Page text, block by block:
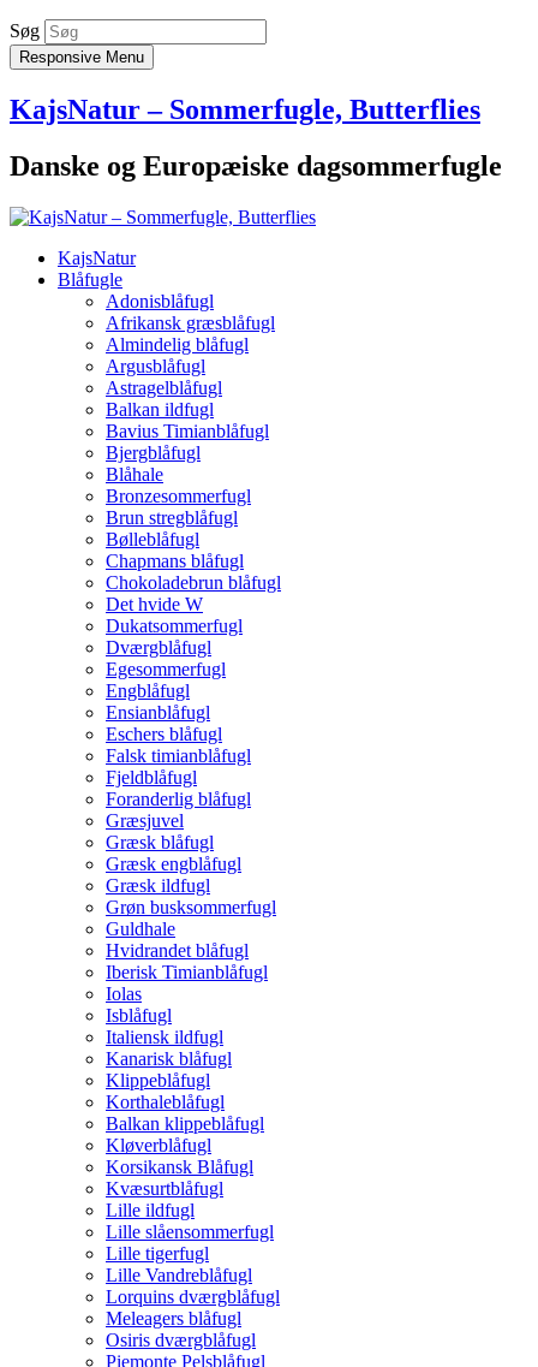
Søg
Responsive Menu
KajsNatur – Sommerfugle, Butterflies
Danske og Europæiske dagsommerfugle
KajsNatur
Blåfugle
Adonisblåfugl
Afrikansk græsblåfugl
Almindelig blåfugl
Argusblåfugl
Astragelblåfugl
Balkan ildfugl
Bavius Timianblåfugl
Bjergblåfugl
Blåhale
Bronzesommerfugl
Brun stregblåfugl
Bølleblåfugl
Chapmans blåfugl
Chokoladebrun blåfugl
Det hvide W
Dukatsommerfugl
Dværgblåfugl
Egesommerfugl
Engblåfugl
Ensianblåfugl
Eschers blåfugl
Falsk timianblåfugl
Fjeldblåfugl
Foranderlig blåfugl
Græsjuvel
Græsk blåfugl
Græsk engblåfugl
Græsk ildfugl
Grøn busksommerfugl
Guldhale
Hvidrandet blåfugl
Iberisk Timianblåfugl
Iolas
Isblåfugl
Italiensk ildfugl
Kanarisk blåfugl
Klippeblåfugl
Korthaleblåfugl
Balkan klippeblåfugl
Kløverblåfugl
Korsikansk Blåfugl
Kvæsurtblåfugl
Lille ildfugl
Lille slåensommerfugl
Lille tigerfugl
Lille Vandreblåfugl
Lorquins dværgblåfugl
Meleagers blåfugl
Osiris dværgblåfugl
Piemonte Pelsblåfugl